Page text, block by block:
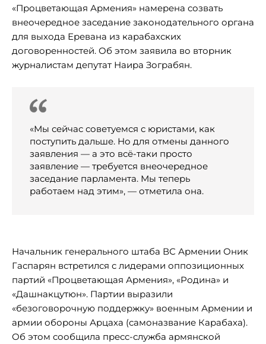
«Процветающая Армения» намерена созвать
внеочередное заседание законодательного органа
для выхода Еревана из карабахских
договоренностей. Об этом заявила во вторник
журналистам депутат Наира Зограбян.
«Мы сейчас советуемся с юристами, как
поступить дальше. Но для отмены данного
заявления — а это всё-таки просто
заявление — требуется внеочередное
заседание парламента. Мы теперь
работаем над этим», — отметила она.
Начальник генерального штаба ВС Армении Оник
Гаспарян встретился с лидерами оппозиционных
партий «Процветающая Армения», «Родина» и
«Дашнакцутюн». Партии выразили
«безоговорочную поддержку» военным Армении и
армии обороны Арцаха (самоназвание Карабаха).
Об этом сообщила пресс-служба армянской